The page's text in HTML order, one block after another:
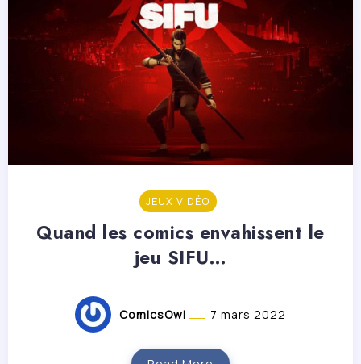
JEUX VIDÉO
Quand les comics envahissent le
jeu SIFU…
ComicsOwl 7 mars 2022